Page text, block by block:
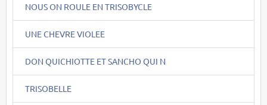
NOUS ON ROULE EN TRISOBYCLE
UNE CHEVRE VIOLEE
DON QUICHIOTTE ET SANCHO QUI N
TRISOBELLE